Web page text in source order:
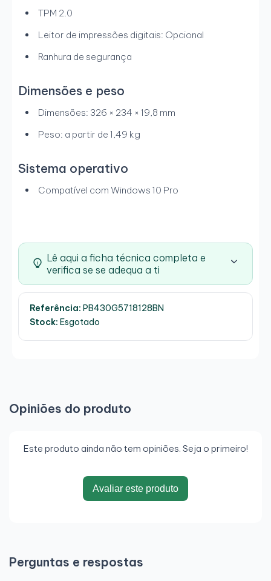
TPM 2.0
Leitor de impressões digitais: Opcional
Ranhura de segurança
Dimensões e peso
Dimensões: 326 × 234 × 19,8 mm
Peso: a partir de 1,49 kg
Sistema operativo
Compatível com Windows 10 Pro
Lê aqui a ficha técnica completa e
verifica se se adequa a ti
Referência: PB430G5718128BN
Stock: Esgotado
Opiniões do produto
Este produto ainda não tem opiniões. Seja o primeiro!
Avaliar este produto
Perguntas e respostas